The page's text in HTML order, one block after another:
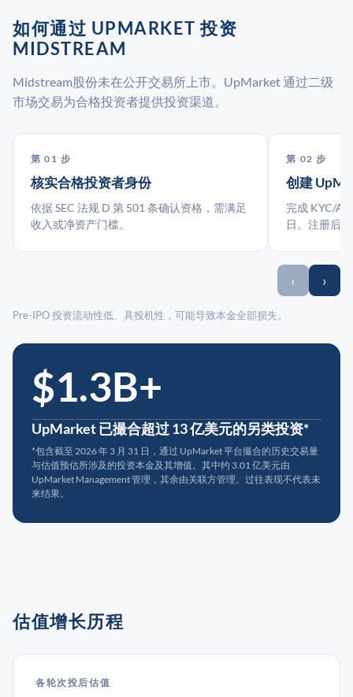
如何通过 UPMARKET 投资
MIDSTREAM
Midstream股份未在公开交易所上市。UpMarket 通过二级
市场交易为合格投资者提供投资渠道。
第 01 步
核实合格投资者身份
依据 SEC 法规 D 第 501 条确认资格，需满足
收入或净资产门槛。
第 02 步
创建
完成 KYC/
日。注册后
‹ ›
Pre-IPO 投资流动性低、具投机性，可能导致本金全部损失。
$1.3B+
UpMarket 已撮合超过 13 亿美元的另类投资*
*包含截至 2026 年 3 月 31 日，通过 UpMarket 平台撮合的历史交易量
与估值预估所涉及的投资本金及其增值。其中约 3.01 亿美元由
UpMarket Management 管理，其余由关联方管理。过往表现不代表未
来结果。
估值增长历程
各轮次投后估值